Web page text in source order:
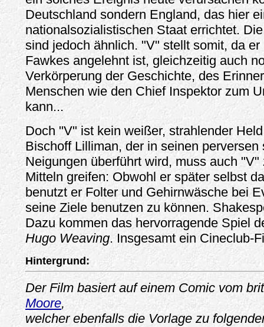
Deutschland sondern England, das hier
nationalsozialistischen Staat errichtet.
sind jedoch ähnlich. "V" stellt somit, da
Fawkes angelehnt ist, gleichzeitig auch
Verkörperung der Geschichte, des
Menschen wie den Chief Inspektor zum
kann...
Doch "V" ist kein weißer, strahlender
Bischoff Lilliman, der in seinen perversen
Neigungen überführt wird, muss auch "V"
Mitteln greifen: Obwohl er später selbst
benutzt er Folter und Gehirnwäsche bei
seine Ziele benutzen zu können.
Dazu kommen das hervorragende Spiel
Hugo Weaving. Insgesamt ein Cineclub-
Hintergrund:
Der Film basiert auf einem Comic vom
Moore,
welcher ebenfalls die Vorlage zu